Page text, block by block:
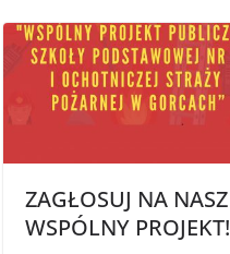
ZAGŁOSUJ NA NASZ
WSPÓLNY PROJEKT!